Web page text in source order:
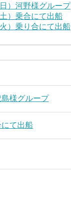
）河野様グループ
）乗合にて出船
）乗り合にて出船
様グループ
にて出船